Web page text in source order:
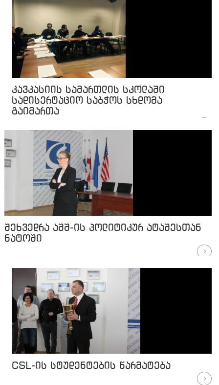
კავკასიის სამართლის სკოლაში
სადისერტაციო საბჭოს სხდომა
გაიმართა
შეხვედრა აშშ-ის პოლიტიკურ ატაშესთან
ნატოში
CSL-ის სტუდენტების წარმატება